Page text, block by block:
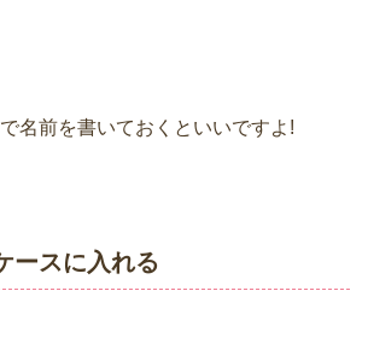
名前を書いておくといいですよ!
ースに入れる